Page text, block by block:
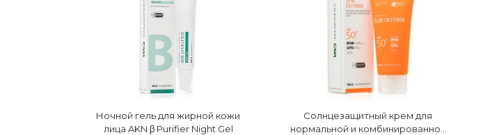
сухость
тонизация
тонирующий эффект
тусклый цвет
Ночной гель для жирной кожи
лица AKN β Purifier Night Gel
Солнцезащитный крем для
нормальной и комбинированной